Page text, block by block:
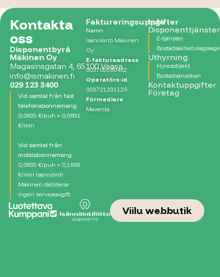
Kontakta
oss
Disponentbyrå
Mäkinen Oy
Magasinsgatan 4, 65100 Vaasa
info@ismakinen.fi
029 123 3400
Vid samtal från fast
telefonabonnemang
0,0835 €/puh + 0,0691
€/min
Vid samtal från
mobilabonnemang
0,0835 €/puh + 0,1669
€/min Isännöinti
Mäkinen debiterar
ingen serviceavgift.
Faktureringsuppgifter
Namn
Isännöinti Mäkinen
Oy
E-fakturaadress
003705580462
Operatörs-id
003721291126
Förmedlare
Maventa
Info
Disponenttjänster
E-tjänster
Uthyrning
Hyresobjekt
Bostadsansökan
Kontaktuppgifter
Företag
Viilu webbutik